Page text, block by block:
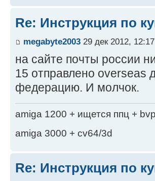
Re: Инструкция по
megabyte2003 29 дек 2012, 12:17
на сайте почты россии
15 отправлено overseas
федерацию. И молчок.
amiga 1200 + ищется ппц +
amiga 3000 + cv64/3d
Re: Инструкция по